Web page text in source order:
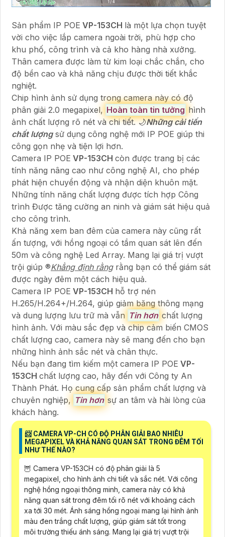
Sản phẩm IP POE VP-153CH là một lựa chọn tuyệt
vời cho việc lắp camera ngoài trời, phù hợp cho
khu phố, công trình và cả kho hàng nhà xưởng.
Thân camera được làm từ kim loại chắc chắn, cho
độ bền cao và khả năng chịu được thời tiết khắc
nghiệt.
Chip hình ảnh sử dụng trong camera này có độ
phân giải 2.0 megapixel, Hoàn toàn tin tưởng hình
ảnh chất lượng rõ nét và chi tiết. 🌙Những cải tiến
chất lượngsử dụng công nghệ mới IP POE giúp thi
công gọn nhẹ và tiện lợi hơn.
Camera IP POE VP-153CH còn được trang bị các
tính năng nâng cao như công nghệ AI, cho phép
phát hiện chuyển động và nhận diện khuôn mặt.
Những tính năng chất lượng được tích hợp Công
trình Được tăng cường an ninh và giám sát hiệu quả
cho công trình.
Khả năng xem ban đêm của camera này cũng rất
ấn tượng, với hồng ngoại có tầm quan sát lên đến
50m và công nghệ Led Array. Mang lại giá trị vượt
trội giúp ®️Khẳng định rằngrằng bạn có thể giám sát
được ngày đêm một cách hiệu quả.
Camera IP POE VP-153CH hỗ trợ nén
H.265/H.264+/H.264, giúp giảm băng thông mạng
và dung lượng lưu trữ mà vẫn Tin hơn chất lượng
hình ảnh. Với màu sắc đẹp và chip cảm biến CMOS
chất lượng cao, camera này sẽ mang đến cho bạn
những hình ảnh sắc nét và chân thực.
Nếu bạn đang tìm kiếm một camera IP POE VP-
153CH chất lượng cao, hãy đến với Công ty An
Thành Phát. Họ cung cấp sản phẩm chất lượng và
chuyên nghiệp, Tin hơn sự an tâm và hài lòng của
khách hàng.
📨 CAMERA VP-CH CÓ ĐỘ PHÂN GIẢI BAO NHIÊU
MEGAPIXEL VÀ KHẢ NĂNG QUAN SÁT TRONG ĐÊM TỐI
NHƯ THẾ NÀO?
🦉 Camera VP-153CH có độ phân giải là 5
megapixel, cho hình ảnh chi tiết và sắc nét. Với công
nghệ hồng ngoại thông minh, camera này có khả
năng quan sát trong đêm tối rõ nét với khoảng cách
xa tới 30 mét. Ánh sáng hồng ngoại mang lại hình ảnh
màu đen trắng chất lượng, giúp giám sát tốt trong
môi trường thiếu ánh sáng. Mang lại giá trị vượt trội